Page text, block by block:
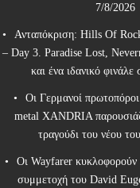
7/8/2026
Ανταπόκριση: Hills Of
– Day 3. Paradise Lost,
και ένα ιδανικό
Οι Γερμανοί
metal XANDRIA
τραγούδι του νέου
Οι Wayfarer κυκλοφορούν
συμμετοχή του David